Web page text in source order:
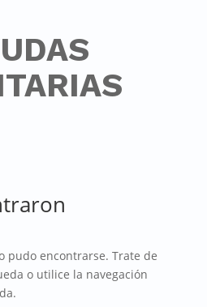
pudo encontrarse. Trate de
o utilice la navegación